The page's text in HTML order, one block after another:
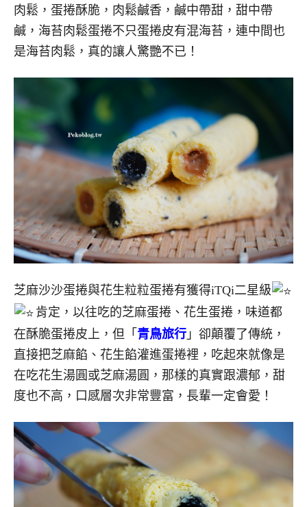
肉鬆，蛋捲酥脆，肉鬆鹹香，鹹中帶甜，甜中帶
鹹，海苔肉鬆蛋捲不只蛋捲皮有混海苔，連中間也
是海苔肉鬆，真的讓人驚艷不已！
芝麻沙沙蛋捲與花生粒粒蛋捲有獲得iTQi二星級
肯定，以往吃的芝麻蛋捲、花生蛋捲，味道都
在酥脆蛋捲皮上，但「 青鳥旅行 」卻顛覆了傳統，
直接把芝麻餡、花生餡灌進蛋捲裡，吃起來就像是
在吃花生湯圓或芝麻湯圓，那樣的真實跟濃郁，甜
度也不高，口感層次非常豐富，長輩一定會愛！